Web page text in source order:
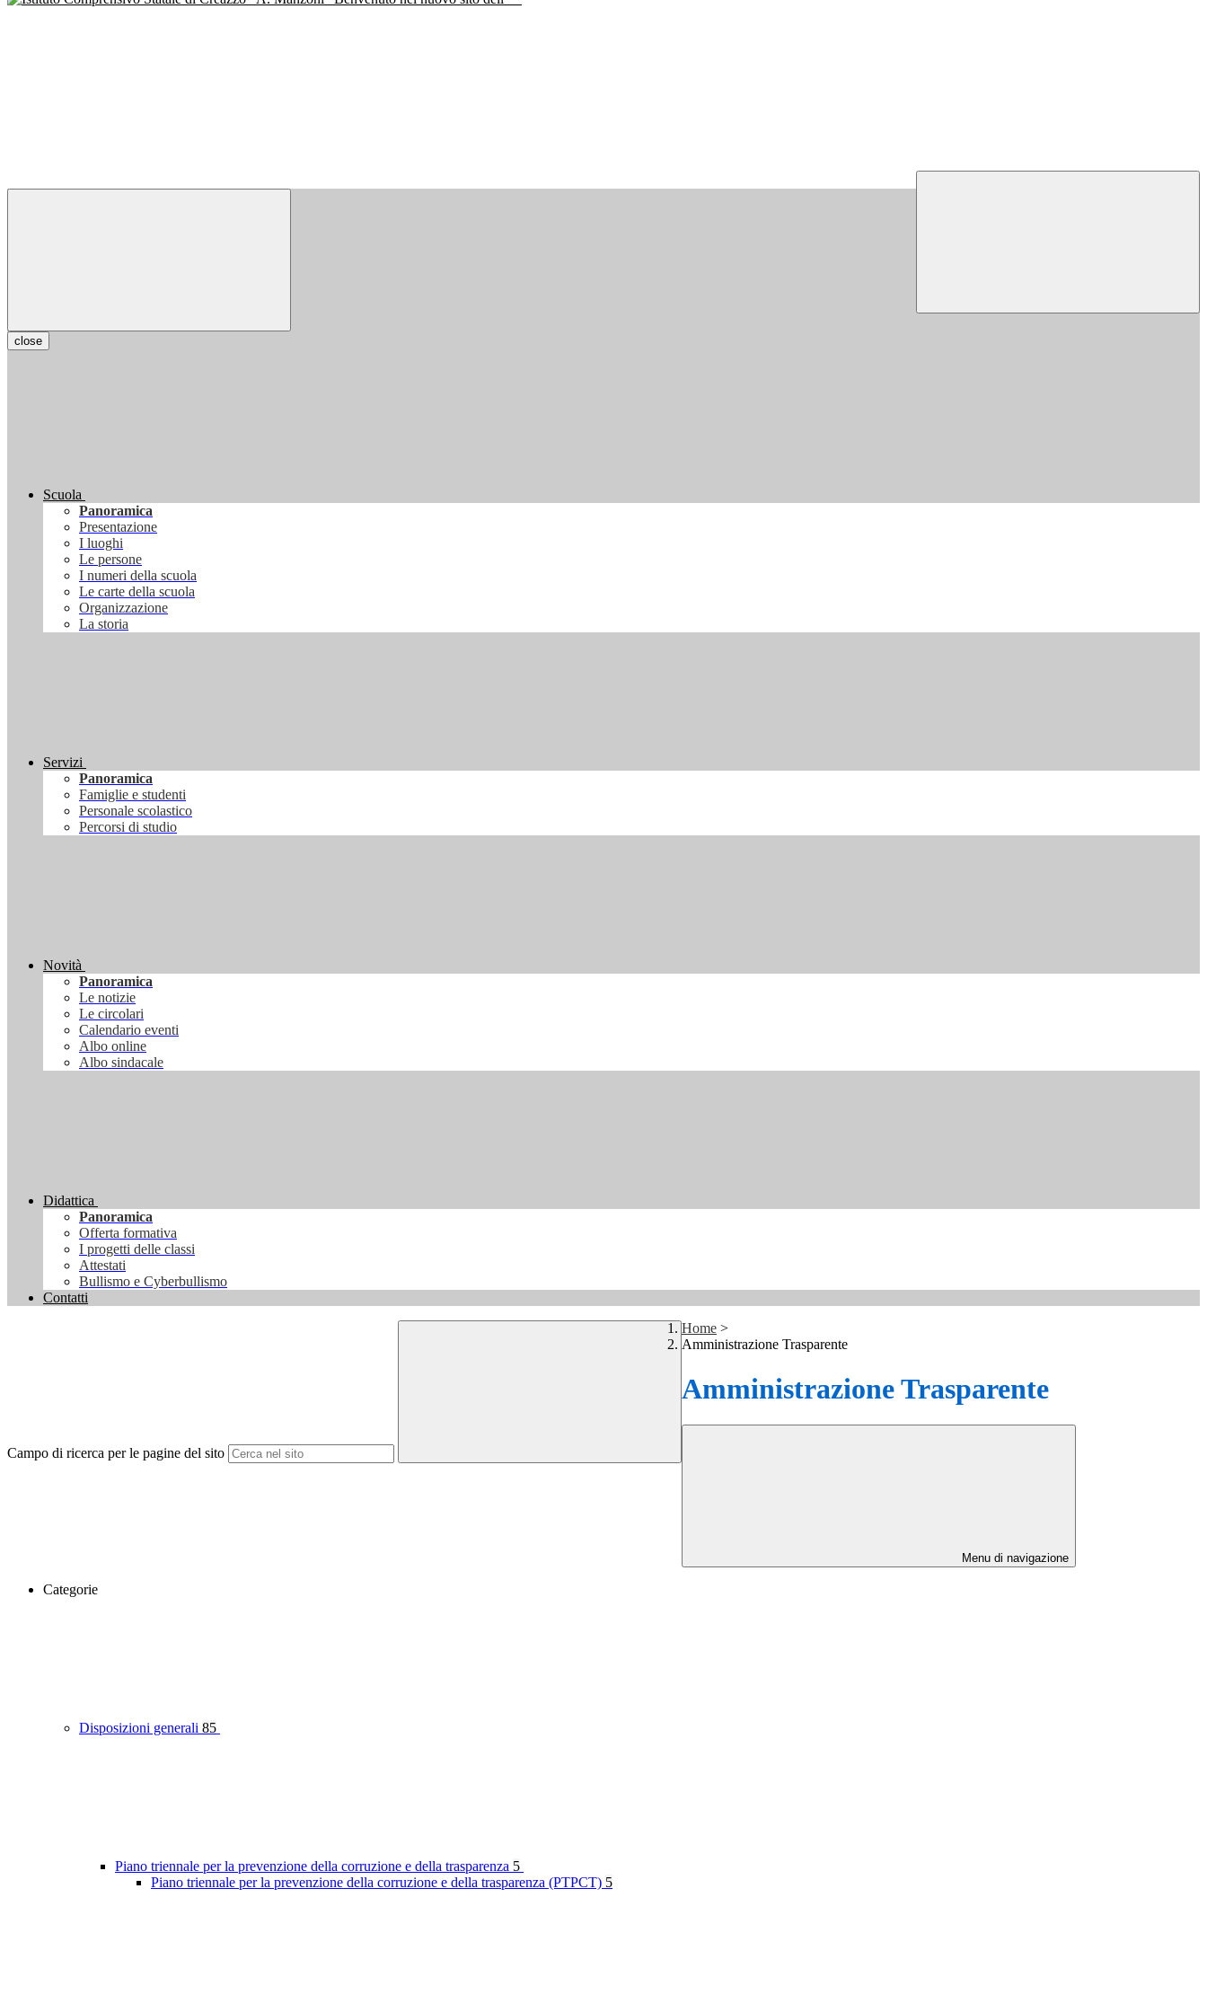
close
Scuola
Panoramica
Presentazione
I luoghi
Le persone
I numeri della scuola
Le carte della scuola
Organizzazione
La storia
Servizi
Panoramica
Famiglie e studenti
Personale scolastico
Percorsi di studio
Novità
Panoramica
Le notizie
Le circolari
Calendario eventi
Albo online
Albo sindacale
Didattica
Panoramica
Offerta formativa
I progetti delle classi
Attestati
Bullismo e Cyberbullismo
Contatti
Campo di ricerca per le pagine del sito
Home >
Amministrazione Trasparente
Amministrazione Trasparente
Menu di navigazione
Categorie
Disposizioni generali 85
Piano triennale per la prevenzione della corruzione e della trasparenza 5
Piano triennale per la prevenzione della corruzione e della trasparenza (PTPCT) 5